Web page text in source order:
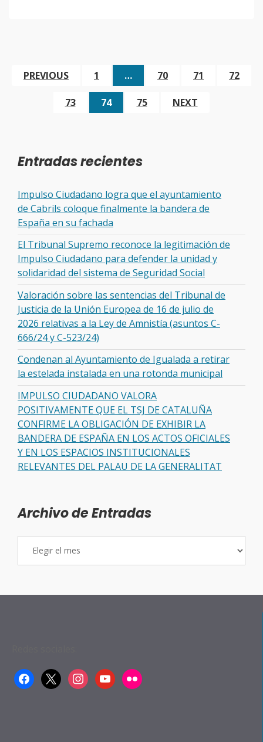
PREVIOUS 1 … 70 71 72
73 74 75 NEXT
Entradas recientes
Impulso Ciudadano logra que el ayuntamiento
de Cabrils coloque finalmente la bandera de
España en su fachada
El Tribunal Supremo reconoce la legitimación de
Impulso Ciudadano para defender la unidad y
solidaridad del sistema de Seguridad Social
Valoración sobre las sentencias del Tribunal de
Justicia de la Unión Europea de 16 de julio de
2026 relativas a la Ley de Amnistía (asuntos C-
666/24 y C-523/24)
Condenan al Ayuntamiento de Igualada a retirar
la estelada instalada en una rotonda municipal
IMPULSO CIUDADANO VALORA
POSITIVAMENTE QUE EL TSJ DE CATALUÑA
CONFIRME LA OBLIGACIÓN DE EXHIBIR LA
BANDERA DE ESPAÑA EN LOS ACTOS OFICIALES
Y EN LOS ESPACIOS INSTITUCIONALES
RELEVANTES DEL PALAU DE LA GENERALITAT
Archivo de Entradas
facebook
x instagramyoutubeflickr